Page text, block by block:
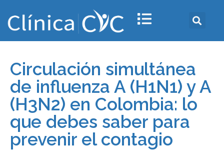
Circulación simultánea
de influenza A (H1N1) y A
(H3N2) en Colombia: lo
que debes saber para
prevenir el contagio